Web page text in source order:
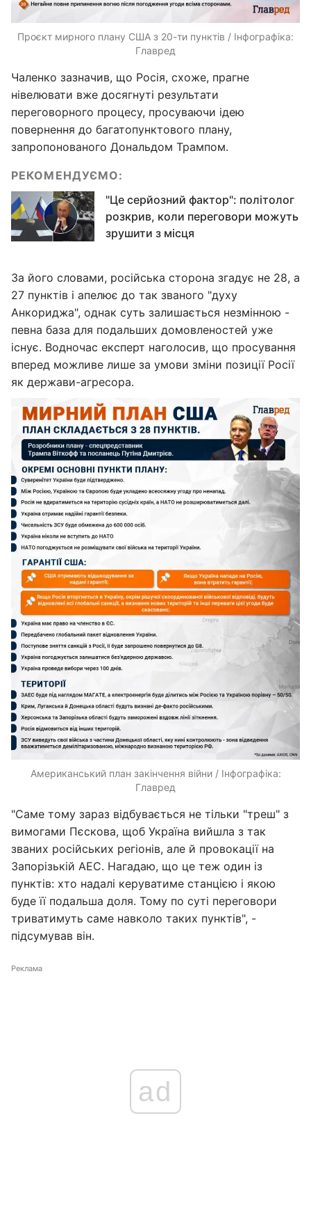
Проєкт мирного плану США з 20-ти пунктів / Інфографіка:
Главред
Чаленко зазначив, що Росія, схоже, прагне
нівелювати вже досягнуті результати
переговорного процесу, просуваючи ідею
повернення до багатопунктового плану,
запропонованого Дональдом Трампом.
РЕКОМЕНДУЄМО:
"Це серйозний фактор": політолог
розкрив, коли переговори можуть
зрушити з місця
За його словами, російська сторона згадує не 28, а
27 пунктів і апелює до так званого "духу
Анкориджа", однак суть залишається незмінною -
певна база для подальших домовленостей уже
існує. Водночас експерт наголосив, що просування
вперед можливе лише за умови зміни позиції Росії
як держави-агресора.
Американський план закінчення війни / Інфографіка:
Главред
"Саме тому зараз відбувається не тільки "треш" з
вимогами Пєскова, щоб Україна вийшла з так
званих російських регіонів, але й провокації на
Запорізькій АЕС. Нагадаю, що це теж один із
пунктів: хто надалі керуватиме станцією і якою
буде її подальша доля. Тому по суті переговори
триватимуть саме навколо таких пунктів", -
підсумував він.
Реклама
ad